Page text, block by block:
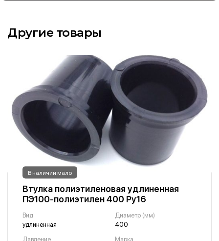
Другие товары
В наличии мало
Втулка полиэтиленовая удлиненная
ПЭ100-полиэтилен 400 Ру16
Вид
удлиненная
Диаметр (мм)
400
Давление
Марка